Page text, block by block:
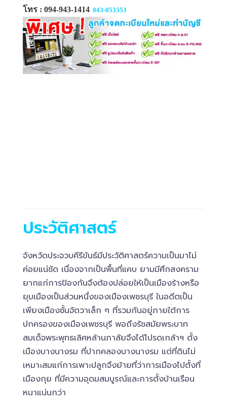
โทร : 094-943-1414 043-053553
ประวัติศาสตร์
จังหวัดประจวบคีรีขันธ์มีประวัติศาสตร์ความเป็นมาไม่
ค่อยแน่ชัด เนื่องจากเป็นพื้นที่แคบ ยามมีศึกสงคราม
ยากแก่การป้องกันจึงต้องปล่อยให้เป็นเมืองร้างหรือ
ยุบเมืองเป็นส่วนหนึ่งของเมืองเพชรบุรี ในอดีตเป็น
เพียงเมืองชั้นจัตวาเล็ก ๆ ที่รวมกันอยู่ภายใต้การ
ปกครองของเมืองเพชรบุรี พอถึงรัชสมัยพระบาท
สมเด็จพระพุทธเลิศหล้านภาลัยจึงได้โปรดเกล้าฯ ตั้ง
เมืองบางนางรม ที่ปากคลองบางนางรม แต่ที่ดินไม่
เหมาะสมแก่การเพาะปลูกจึงย้ายที่ว่าการเมืองไปตั้งที่
เมืองกุย ที่มีความอุดมสมบูรณ์และการตั้งบ้านเรือน
หนาแน่นกว่า